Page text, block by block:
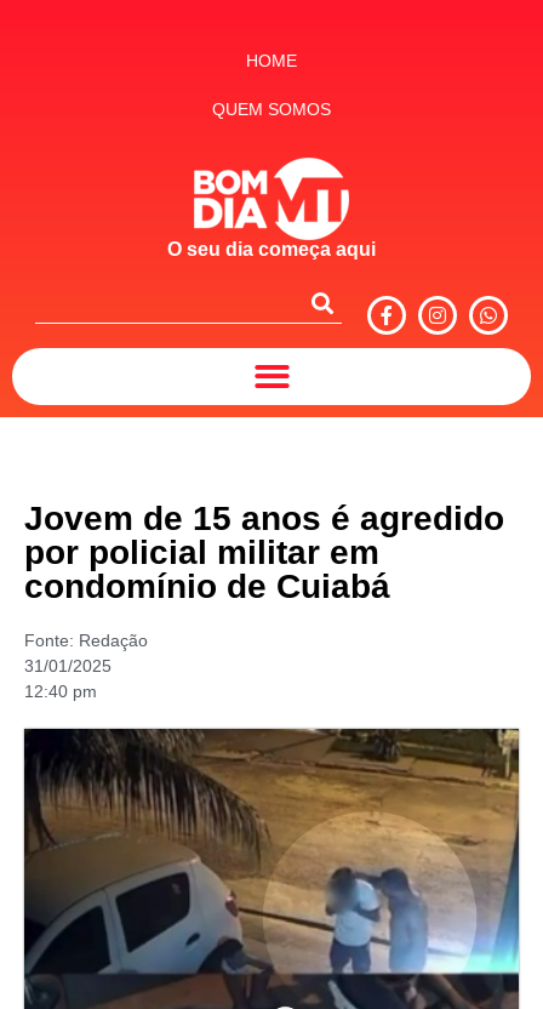
HOME
QUEM SOMOS
O seu dia começa aqui
Jovem de 15 anos é agredido
por policial militar em
condomínio de Cuiabá
Fonte: Redação
31/01/2025
12:40 pm